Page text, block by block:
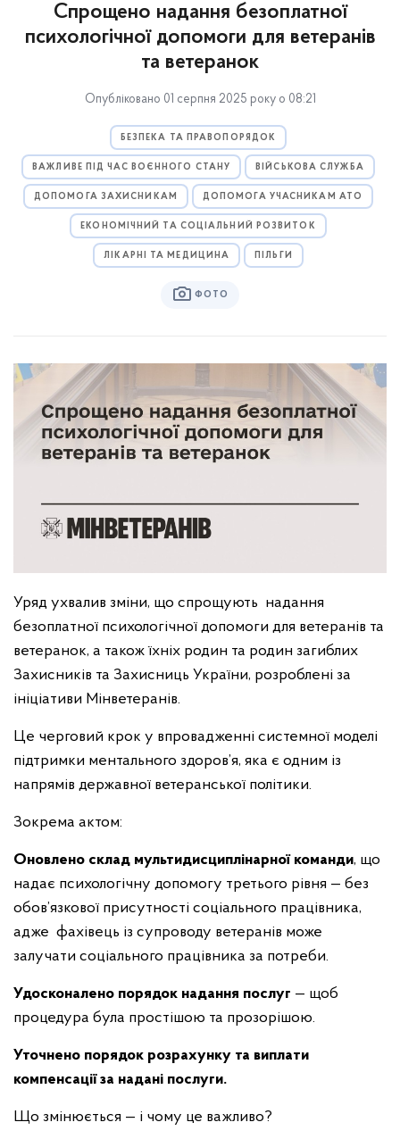
Спрощено надання безоплатної
психологічної допомоги для ветеранів
та ветеранок
Опубліковано 01 серпня 2025 року о 08:21
БЕЗПЕКА ТА ПРАВОПОРЯДОК
ВАЖЛИВЕ ПІД ЧАС ВОЄННОГО СТАНУ ВІЙСЬКОВА СЛУЖБА
ДОПОМОГА ЗАХИСНИКАМ ДОПОМОГА УЧАСНИКАМ АТО
ЕКОНОМІЧНИЙ ТА СОЦІАЛЬНИЙ РОЗВИТОК
ЛІКАРНІ ТА МЕДИЦИНА ПІЛЬГИ
ФОТО
Уряд ухвалив зміни, що спрощують надання
безоплатної психологічної допомоги для ветеранів та
ветеранок, а також їхніх родин та родин загиблих
Захисників та Захисниць України, розроблені за
ініціативи Мінветеранів.
Це черговий крок у впровадженні системної моделі
підтримки ментального здоров’я, яка є одним із
напрямів державної ветеранської політики.
Зокрема актом:
Оновлено склад мультидисциплінарної команди, що
надає психологічну допомогу третього рівня — без
обов’язкової присутності соціального працівника,
адже фахівець із супроводу ветеранів може
залучати соціального працівника за потреби.
Удосконалено порядок надання послуг — щоб
процедура була простішою та прозорішою.
Уточнено порядок розрахунку та виплати
компенсації за надані послуги.
Що змінюється — і чому це важливо?